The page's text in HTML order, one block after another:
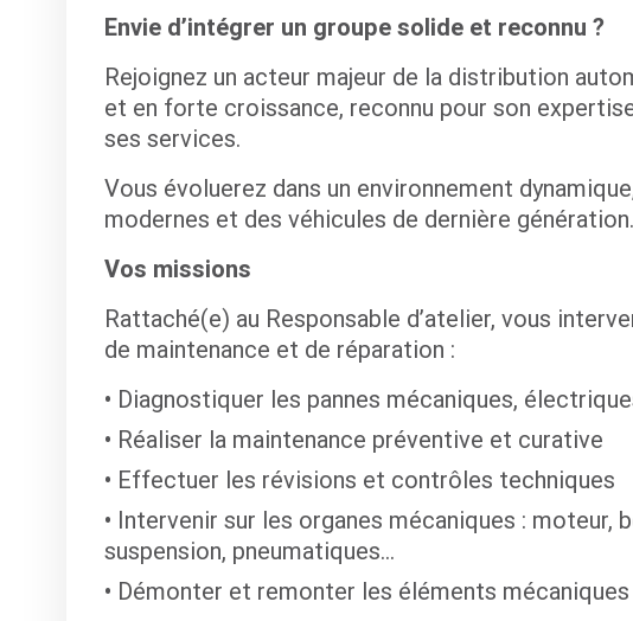
Envie d’intégrer un groupe solide et reconnu ?
Rejoignez un acteur majeur de la distribution
et en forte croissance, reconnu pour son
ses services.
Vous évoluerez dans un environnement
modernes et des véhicules de dernière génération.
Vos missions
Rattaché(e) au Responsable d’atelier, vous
de maintenance et de réparation :
Diagnostiquer les pannes mécaniques,
Réaliser la maintenance préventive et curative
Effectuer les révisions et contrôles techniques
Intervenir sur les organes mécaniques : moteur,
suspension, pneumatiques…
Démonter et remonter les éléments mécaniques